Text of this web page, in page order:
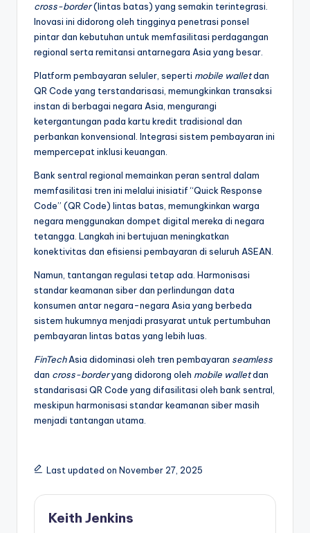
cross-border(lintas batas) yang semakin terintegrasi.
Inovasi ini didorong oleh tingginya penetrasi ponsel
pintar dan kebutuhan untuk memfasilitasi perdagangan
regional serta remitansi antarnegara Asia yang besar.
Platform pembayaran seluler, seperti mobile walletdan
QR Code yang terstandarisasi, memungkinkan transaksi
instan di berbagai negara Asia, mengurangi
ketergantungan pada kartu kredit tradisional dan
perbankan konvensional. Integrasi sistem pembayaran ini
mempercepat inklusi keuangan.
Bank sentral regional memainkan peran sentral dalam
memfasilitasi tren ini melalui inisiatif “Quick Response
Code” (QR Code) lintas batas, memungkinkan warga
negara menggunakan dompet digital mereka di negara
tetangga. Langkah ini bertujuan meningkatkan
konektivitas dan efisiensi pembayaran di seluruh ASEAN.
Namun, tantangan regulasi tetap ada. Harmonisasi
standar keamanan siber dan perlindungan data
konsumen antar negara-negara Asia yang berbeda
sistem hukumnya menjadi prasyarat untuk pertumbuhan
pembayaran lintas batas yang lebih luas.
FinTechAsia didominasi oleh tren pembayaran seamless
dan cross-borderyang didorong oleh mobile walletdan
standarisasi QR Code yang difasilitasi oleh bank sentral,
meskipun harmonisasi standar keamanan siber masih
menjadi tantangan utama.
Last updated on November 27, 2025
Keith Jenkins